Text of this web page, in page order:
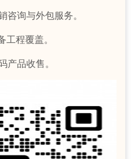
咨询与外包服务。
工程覆盖。
产品收售。